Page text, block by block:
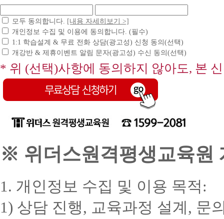
모두 동의합니다.
[내용 자세히보기 >]
개인정보 수집 및 이용에 동의합니다. (필수)
1:1 학습설계 & 무료 전화 상담(광고성) 신청 동의(선택)
개강반 & 제휴이벤트 알림 문자(광고성) 수신 동의(선택)
* 위 (선택)사항에 동의하지 않아도, 본
※ 위더스원격평생교육원
1. 개인정보 수집 및 이용 목적:
1) 상담 진행, 교육과정 설계, 문